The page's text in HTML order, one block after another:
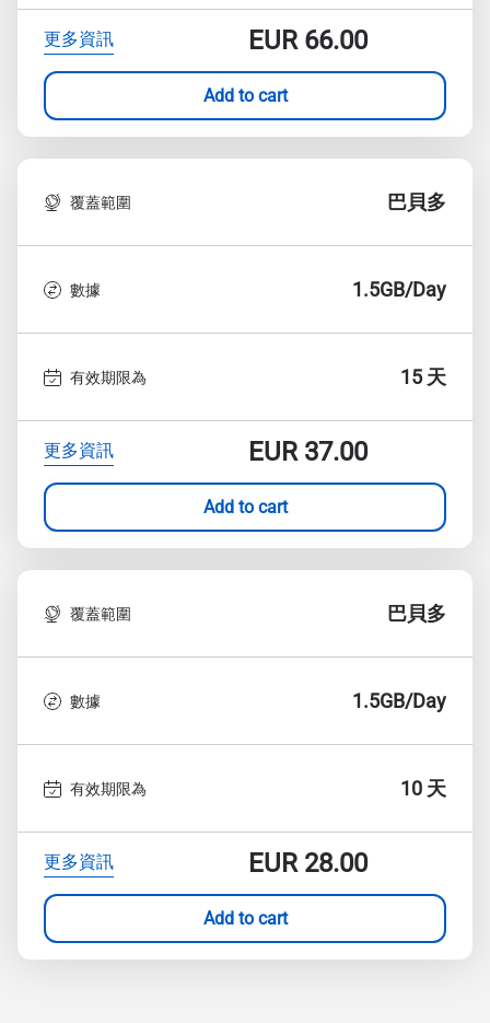
更多資訊 EUR66.00
Add to cart
覆蓋範圍 巴貝多
數據 1.5GB/Day
有效期限為 15 天
更多資訊 EUR37.00
Add to cart
覆蓋範圍 巴貝多
數據 1.5GB/Day
有效期限為 10 天
更多資訊 EUR28.00
Add to cart